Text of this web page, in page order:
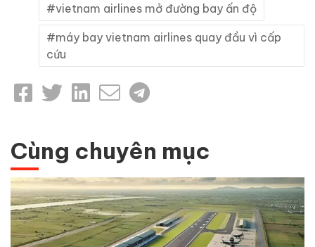
vietnam airlines mở đường bay ấn độ
máy bay vietnam airlines quay đầu vì cấp
cứu
Cùng chuyên mục